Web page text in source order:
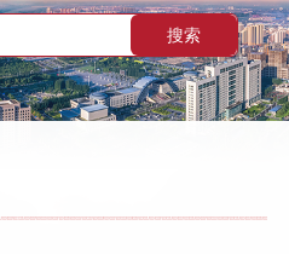
搜索
讯>旗县动态